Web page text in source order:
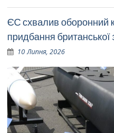
ЄС схвалив оборонний
придбання
10 Липня, 2026